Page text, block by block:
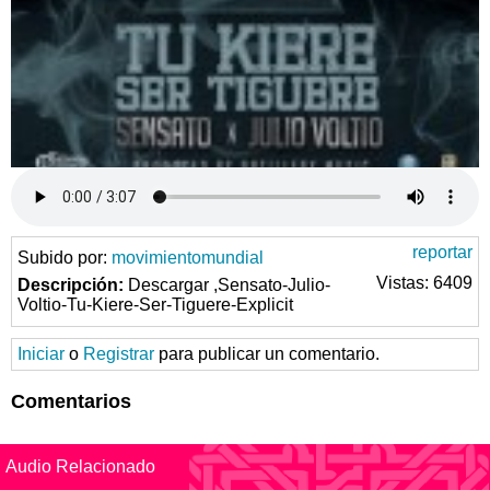
Subido por: movimientomundial
Descripción: Descargar ,Sensato-Julio-
Voltio-Tu-Kiere-Ser-Tiguere-Explicit
reportar
Vistas: 6409
Iniciar o Registrar para publicar un comentario.
Comentarios
Audio Relacionado